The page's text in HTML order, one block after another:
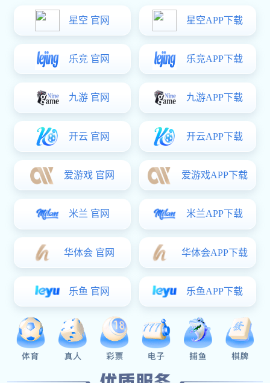
党建U8国际 工团风采 先进典型 学习链接 纪检监督
工程院党委召开统战工作暨青年员工座谈
2024-11-01
2024年11月1日，工程院党委召开统战工作暨青年员工座谈
会，组织统战人员、团员青年学习习近平总书记重要讲话精神，
围绕中心、建言献策，努力营造同心同向、同频共振的良好氛
围。工程院党委副书记、纪委书记陈平参加座谈会并讲话。